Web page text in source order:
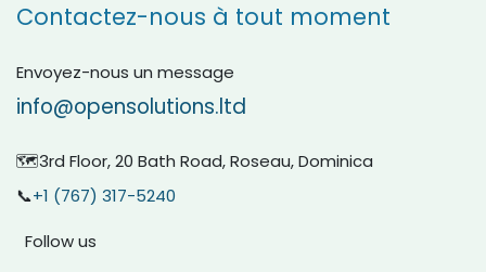
Contactez-nous à tout moment
Envoyez-nous un message
info@opensolutions.ltd
🗺️3rd Floor, 20 Bath Road, Roseau, Dominica
📞+1 (767) 317-5240
Follow us